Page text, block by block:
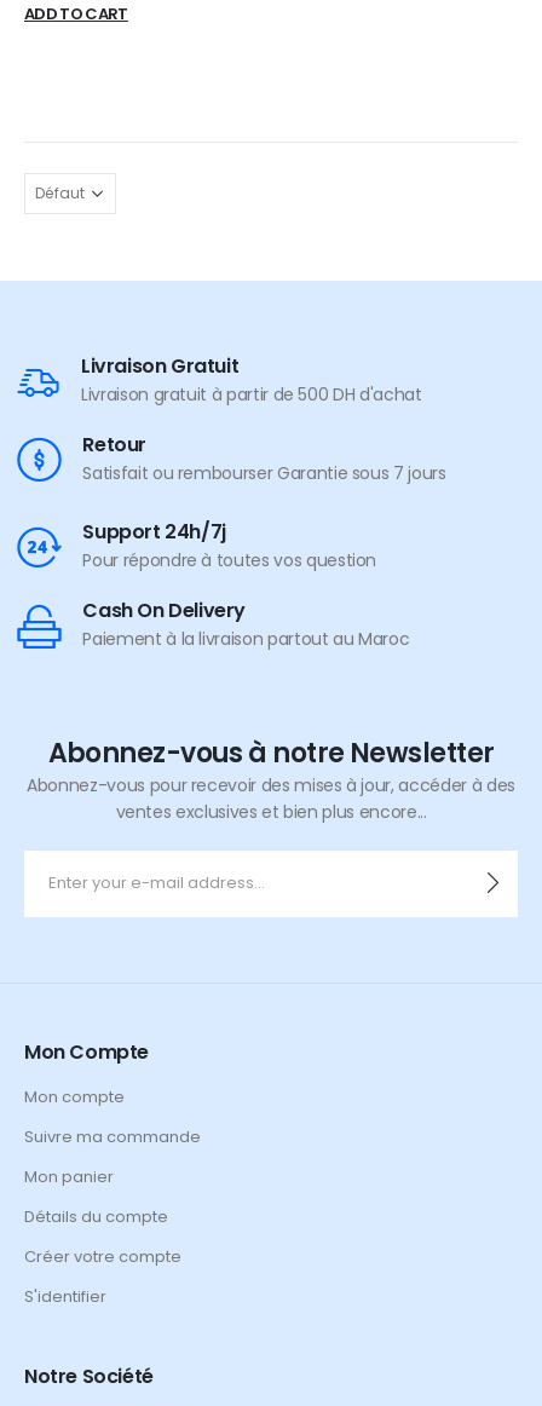
ADD TO CART
Livraison Gratuit
Livraison gratuit à partir de 500 DH d'achat
Retour
Satisfait ou rembourser Garantie sous 7 jours
Support 24h/7j
Pour répondre à toutes vos question
Cash On Delivery
Paiement à la livraison partout au Maroc
Abonnez-vous à notre Newsletter
Abonnez-vous pour recevoir des mises à jour, accéder à des
ventes exclusives et bien plus encore...
Mon Compte
Mon compte
Suivre ma commande
Mon panier
Détails du compte
Créer votre compte
S'identifier
Notre Société